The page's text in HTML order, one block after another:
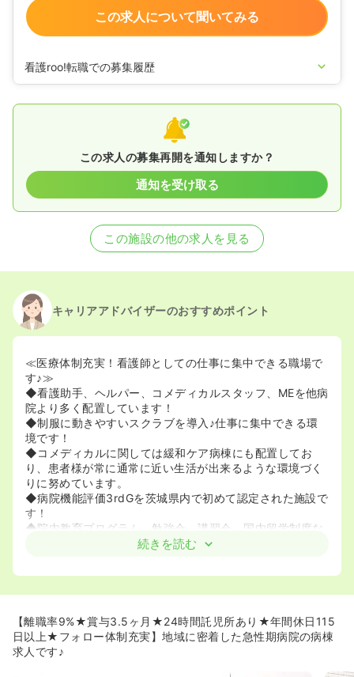
この求人について聞いてみる
看護roo!転職での募集履歴
この求人の募集再開を通知しますか？
通知を受け取る
この施設の他の求人を見る
キャリアアドバイザーのおすすめポイント
≪医療体制充実！看護師としての仕事に集中できる職場で
す♪≫
◆看護助手、ヘルパー、コメディカルスタッフ、MEを他病
院より多く配置しています！
◆制服に動きやすいスクラブを導入♪仕事に集中できる環
境です！
◆コメディカルに関しては緩和ケア病棟にも配置してお
り、患者様が常に通常に近い生活が出来るような環境づく
りに努めています。
◆病院機能評価3rdGを茨城県内で初めて認定された施設で
す！
◆院内教育プログラム、勉強会、講習会、国内留学制度な
ど、院内研修制度が充実しているのでブランクのある方・
おります！
◆入職後、状況によって希望者は異動が可能になります！
続きを読む
【離職率9%★賞与3.5ヶ月★24時間託児所あり★年間休日115
日以上★フォロー体制充実】地域に密着した急性期病院の病棟
求人です♪